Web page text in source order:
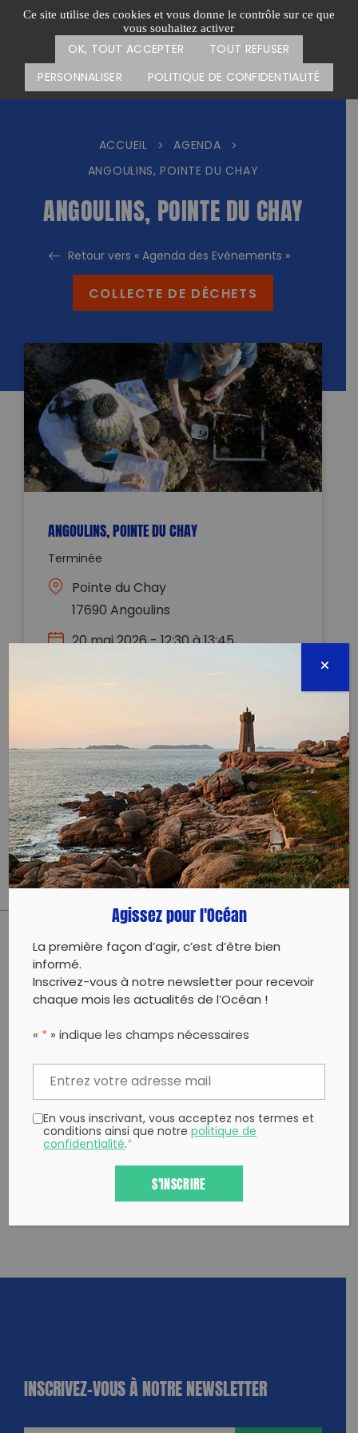
Ce site utilise des cookies et vous donne le contrôle sur ce que
vous souhaitez activer
OK, TOUT ACCEPTER
TOUT REFUSER
PERSONNALISER
POLITIQUE DE CONFIDENTIALITÉ
Passer
Menu
CARTE DES ACTIONS FAIRE UN DON
ACCUEIL > AGENDA
>
ANGOULINS, POINTE DU CHAY
ANGOULINS, POINTE DU CHAY
Retour vers « Agenda des Evénements »
COLLECTE DE DÉCHETS
ANGOULINS, POINTE DU CHAY
Terminée
Pointe du Chay
17690 Angoulins
20 mai 2026 - 12:30 à 13:45
marine.jacquin@planetemer.org
Couplée à une sortie destinée à collecter des
données pour la thématique Algues Brunes et
Bigorneaux de BioLit
PARTAGER CET ARTICLE:
Partager sur Facebook
Partager sur
Twitter
Envoyer à
Copy to clipboard
INSCRIVEZ-VOUS À NOTRE NEWSLETTER
Agissez pour l'Océan
La première façon d’agir, c’est d’être bien
informé.
Inscrivez-vous à notre newsletter pour recevoir
chaque mois les actualités de l’Océan !
« * » indique les champs nécessaires
En vous inscrivant, vous acceptez nos termes et
conditions ainsi que notrepolitique de
confidentialité.*
S'INSCRIRE